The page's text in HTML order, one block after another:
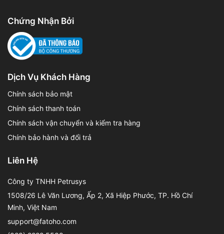
Chứng Nhận Bởi
Dịch Vụ Khách Hàng
Chính sách bảo mật
Chính sách thanh toán
Chính sách vận chuyển và kiểm tra hàng
Chính bảo hành và đổi trả
Liên Hệ
Công ty TNHH Petrusys
1508/26 Lê Văn Lương, Ấp 2, Xã Hiệp Phước, TP. Hồ Chí
Minh, Việt Nam
support@fatoho.com